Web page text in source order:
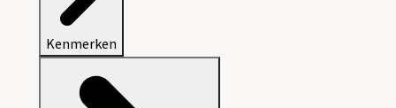
Kenmerken